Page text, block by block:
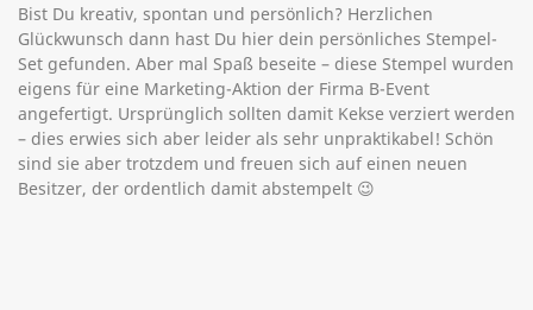
Bist Du kreativ, spontan und persönlich? Herzlichen
Glückwunsch dann hast Du hier dein persönliches Stempel-
Set gefunden. Aber mal Spaß beseite – diese Stempel wurden
eigens für eine Marketing-Aktion der Firma B-Event
angefertigt. Ursprünglich sollten damit Kekse verziert werden
– dies erwies sich aber leider als sehr unpraktikabel! Schön
sind sie aber trotzdem und freuen sich auf einen neuen
Besitzer, der ordentlich damit abstempelt 😉